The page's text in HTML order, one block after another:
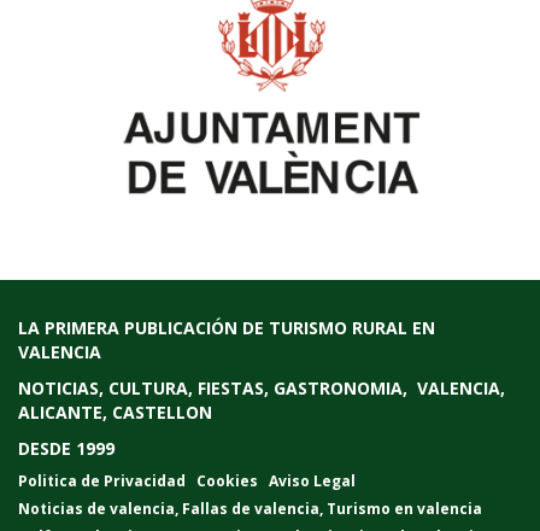
LA PRIMERA PUBLICACIÓN DE TURISMO RURAL EN
VALENCIA
NOTICIAS, CULTURA, FIESTAS, GASTRONOMIA, VALENCIA,
ALICANTE, CASTELLON
DESDE 1999
Politica de Privacidad Cookies Aviso Legal
Noticias de valencia, Fallas de valencia, Turismo en valencia